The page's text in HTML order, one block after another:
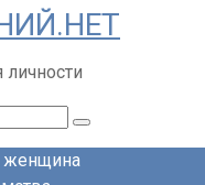
личности
женщина